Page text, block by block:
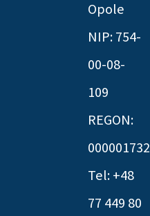
Opole
NIP: 754-
00-08-
109
REGON:
000001732
Tel: +48
77 449 80